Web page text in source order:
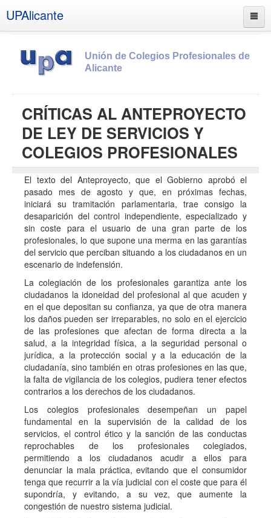
UPAlicante
Unión de Colegios Profesionales de
Alicante
Socios
Estatutos
Documentos
Boletines
UPSANA
PROA
Contacto
CRÍTICAS AL ANTEPROYECTO
DE LEY DE SERVICIOS Y
COLEGIOS PROFESIONALES
El texto del Anteproyecto, que el Gobierno aprobó el
pasado mes de agosto y que, en próximas fechas,
iniciará su tramitación parlamentaria, trae consigo la
desaparición del control independiente, especializado y
sin coste para el usuario de una gran parte de los
profesionales, lo que supone una merma en las garantías
del servicio que perciban situando a los ciudadanos en un
escenario de indefensión.
La colegiación de los profesionales garantiza ante los
ciudadanos la idoneidad del profesional al que acuden y
en el que depositan su confianza, ya que de otra manera
los daños pueden ser irreparables, no solo en el ejercicio
de las profesiones que afectan de forma directa a la
salud, a la integridad física, a la seguridad personal o
jurídica, a la protección social y a la educación de la
ciudadanía, sino también en otras profesiones en las que,
la falta de vigilancia de los colegios, pudiera tener efectos
contrarios a los derechos de los ciudadanos.
Los colegios profesionales desempeñan un papel
fundamental en la supervisión de la calidad de los
servicios, el control ético y la sanción de las conductas
reprochables de los profesionales colegiados,
permitiendo a los ciudadanos acudir a ellos para
denunciar la mala práctica, evitando que el consumidor
tenga que recurrir a la vía judicial con el coste que para él
supondría, y evitando, a su vez, que aumente la
congestión de nuestro sistema judicial.